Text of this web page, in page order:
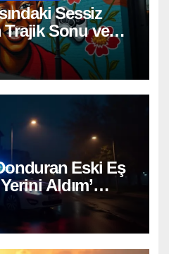
Sessiz
Trajik Sonu ve
Yüzü
Eski Eş
Aldım’
Bıçakladı!